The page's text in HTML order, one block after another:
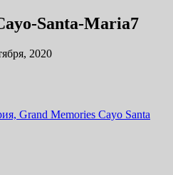
Santa-Maria7
2020
Grand Memories Cayo Santa